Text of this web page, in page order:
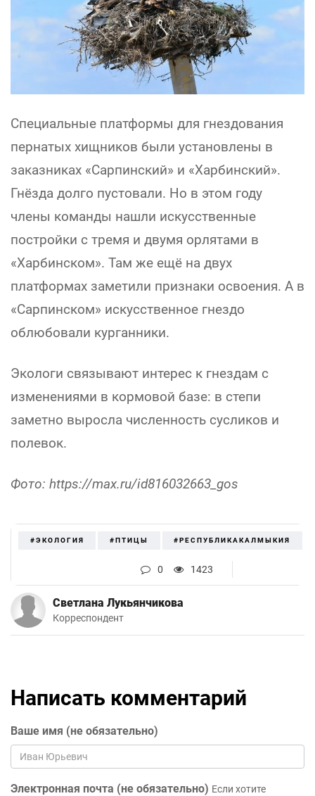
Специальные платформы для гнездования
пернатых хищников были установлены в
заказниках «Сарпинский» и «Харбинский».
Гнёзда долго пустовали. Но в этом году
члены команды нашли искусственные
постройки с тремя и двумя орлятами в
«Харбинском». Там же ещё на двух
платформах заметили признаки освоения. А в
«Сарпинском» искусственное гнездо
облюбовали курганники.
Экологи связывают интерес к гнездам с
изменениями в кормовой базе: в степи
заметно выросла численность сусликов и
полевок.
Фото: https://max.ru/id816032663_gos
#ЭКОЛОГИЯ #ПТИЦЫ #РЕСПУБЛИКАКАЛМЫКИЯ
0 1423
Светлана Лукьянчикова
Корреспондент
Написать комментарий
Ваше имя (не обязательно)
Электронная почта (не обязательно) Если хотите